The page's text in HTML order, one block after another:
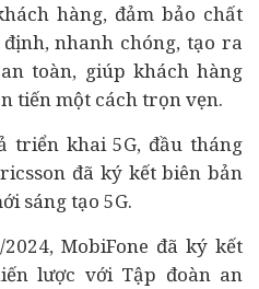
hàng, đảm bảo chất
nhanh chóng, tạo ra
toàn, giúp khách hàng
tiến một cách trọn vẹn.
triển khai 5G, đầu tháng
đã ký kết biên bản
sáng tạo 5G.
MobiFone đã ký kết
lược với Tập đoàn an